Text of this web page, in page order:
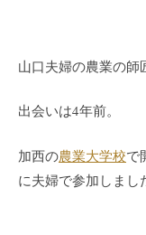
山口夫婦の農業の師
出会いは4年前。
加西の農業大学校で
に夫婦で参加しまし